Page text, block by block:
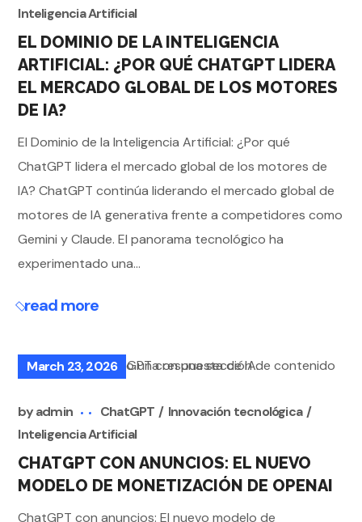
Inteligencia Artificial
EL DOMINIO DE LA INTELIGENCIA
ARTIFICIAL: ¿POR QUÉ CHATGPT LIDERA
EL MERCADO GLOBAL DE LOS MOTORES
DE IA?
El Dominio de la Inteligencia Artificial: ¿Por qué
ChatGPT lidera el mercado global de los motores de
IA? ChatGPT continúa liderando el mercado global de
motores de IA generativa frente a competidores como
Gemini y Claude. El panorama tecnológico ha
experimentado una...
read more
March 23, 2026
byadmin ChatGPT
Innovación tecnológica
Inteligencia Artificial
CHATGPT CON ANUNCIOS: EL NUEVO
MODELO DE MONETIZACIÓN DE OPENAI
ChatGPT con anuncios: El nuevo modelo de